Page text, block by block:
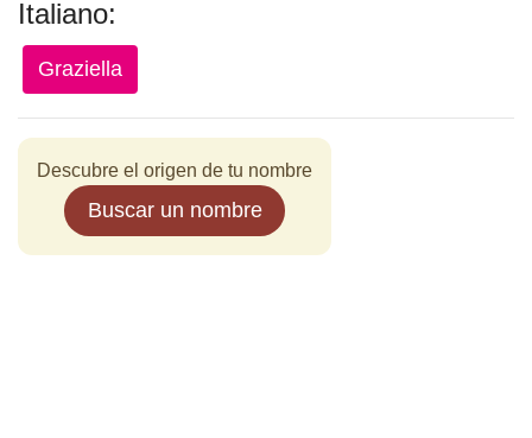
Italiano:
Graziella
Descubre el origen de tu nombre
Buscar un nombre